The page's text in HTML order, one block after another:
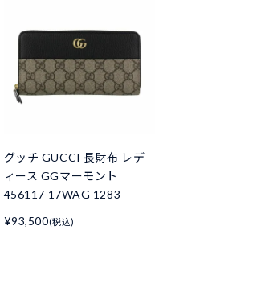
グッチ GUCCI 長財布 レデ
ィース GGマーモント
456117 17WAG 1283
¥93,500(税込)